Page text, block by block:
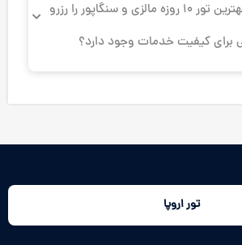
چگونه می‌توانم بهترین تور ۱۰ روزه مالزی و سنگاپور را رزرو
برای کیفیت خدمات وجود دارد؟
تور اروپا